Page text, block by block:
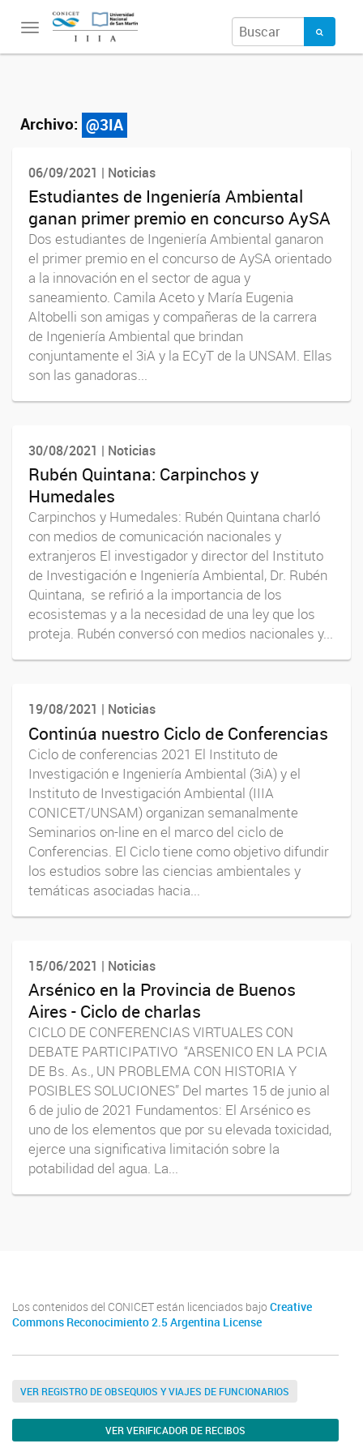
Toggle
navigation
Archivo: @3IA
06/09/2021 | Noticias
Estudiantes de Ingeniería Ambiental
ganan primer premio en concurso AySA
Dos estudiantes de Ingeniería Ambiental ganaron
el primer premio en el concurso de AySA orientado
a la innovación en el sector de agua y
saneamiento. Camila Aceto y María Eugenia
Altobelli son amigas y compañeras de la carrera
de Ingeniería Ambiental que brindan
conjuntamente el 3iA y la ECyT de la UNSAM. Ellas
son las ganadoras...
30/08/2021 | Noticias
Rubén Quintana: Carpinchos y
Humedales
Carpinchos y Humedales: Rubén Quintana charló
con medios de comunicación nacionales y
extranjeros El investigador y director del Instituto
de Investigación e Ingeniería Ambiental, Dr. Rubén
Quintana, se refirió a la importancia de los
ecosistemas y a la necesidad de una ley que los
proteja. Rubén conversó con medios nacionales y...
19/08/2021 | Noticias
Continúa nuestro Ciclo de Conferencias
Ciclo de conferencias 2021 El Instituto de
Investigación e Ingeniería Ambiental (3iA) y el
Instituto de Investigación Ambiental (IIIA
CONICET/UNSAM) organizan semanalmente
Seminarios on-line en el marco del ciclo de
Conferencias. El Ciclo tiene como objetivo difundir
los estudios sobre las ciencias ambientales y
temáticas asociadas hacia...
15/06/2021 | Noticias
Arsénico en la Provincia de Buenos
Aires - Ciclo de charlas
CICLO DE CONFERENCIAS VIRTUALES CON
DEBATE PARTICIPATIVO “ARSENICO EN LA PCIA
DE Bs. As., UN PROBLEMA CON HISTORIA Y
POSIBLES SOLUCIONES” Del martes 15 de junio al
6 de julio de 2021 Fundamentos: El Arsénico es
uno de los elementos que por su elevada toxicidad,
ejerce una significativa limitación sobre la
potabilidad del agua. La...
Los contenidos del CONICET están licenciados bajo Creative
Commons Reconocimiento 2.5 Argentina License
VER REGISTRO DE OBSEQUIOS Y VIAJES DE FUNCIONARIOS
VER VERIFICADOR DE RECIBOS